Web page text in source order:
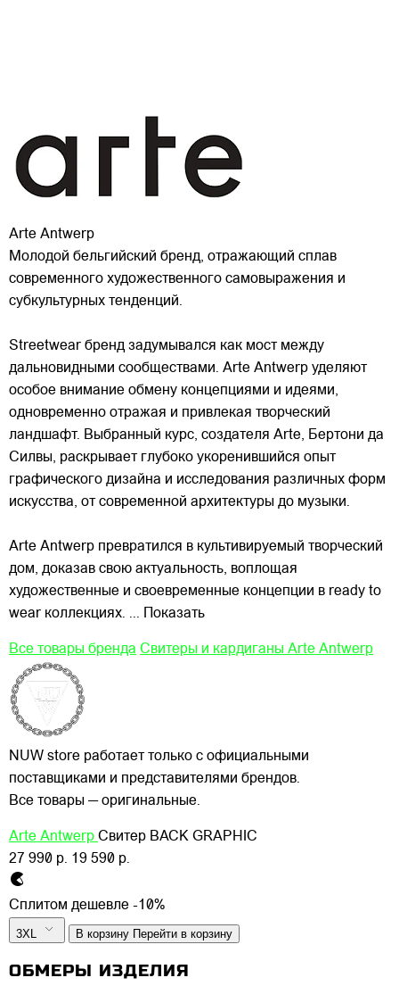
Arte Antwerp
Молодой бельгийский бренд, отражающий сплав
современного художественного самовыражения и
субкультурных тенденций.
Streetwear бренд задумывался как мост между
дальновидными сообществами. Arte Antwerp уделяют
особое внимание обмену концепциями и идеями,
одновременно отражая и привлекая творческий
ландшафт. Выбранный курс, создателя Arte, Бертони да
Силвы, раскрывает глубоко укоренившийся опыт
графического дизайна и исследования различных форм
искусства, от современной архитектуры до музыки.
Arte Antwerp превратился в культивируемый творческий
дом, доказав свою актуальность, воплощая
художественные и своевременные концепции в ready to
wear коллекциях. ... Показать
Все товары бренда Свитеры и кардиганы Arte Antwerp
NUW store работает только с официальными
поставщиками и представителями брендов.
Все товары — оригинальные.
Arte Antwerp Свитер BACK GRAPHIC
27 990 р. 19 590 р.
Сплитом дешевле -10%
3XL В корзину Перейти в корзину
ОБМЕРЫ ИЗДЕЛИЯ